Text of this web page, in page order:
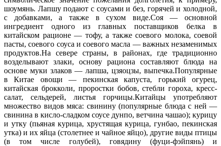
шоумянь. Лапшу подают с соусами и без, горячей и холодной,
с добавками, а также в сухом виде.Соя — основной
ингредиент одного из главных поставщиков белка в
китайском рационе — тофу, а также соевого молока, соевой
пасты, соевого соуса и соевого масла — важных незаменимых
продуктов.На севере страны, в районах, где традиционно
возделывают злаки, основу рациона составляют блюда на
основе муки злаков — лапша, цзяоцзы, выпечка.Популярные
в Китае овощи — пекинская капуста, горький огурец,
китайская брокколи, проростки бобов, стебли гороха, кресс-
салат, сельдерей, листья горчицы.Китайцы употребляют
множество видов мяса: свинину (популярные блюда с ней —
свинина в кисло-сладком соусе дунпо, ветчина чашао); курицу
и утку (пьяная курица, хрустящая курица, гунбао, пекинская
утка) и их яйца (столетнее и чайное яйцо), другие виды птицы
(в том числе голубей), говядину (фуци-фэйпянь) и